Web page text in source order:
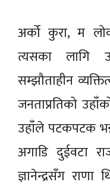
अर्को कुरा, म
त्यसका लागि
सम्झौताहीन
जनताप्रतिको
उहाँले पटकपटक
अगाडि दुईवटा
ज्ञानेन्द्रसँग राणा